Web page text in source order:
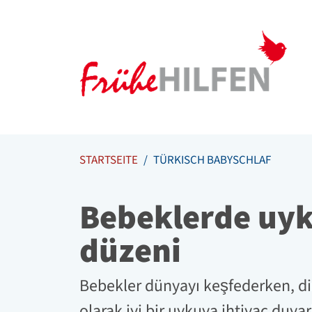
STARTSEITE TÜRKISCH BABYSCHLAF
Bebeklerde
düzeni
Bebekler dünyayı keşfederken,